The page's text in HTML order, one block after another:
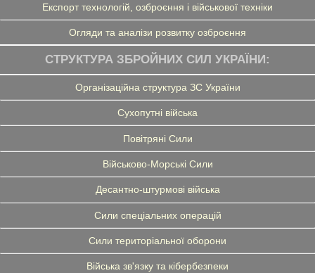
Експорт технологій, озброєння і військової техніки
Огляди та аналізи розвитку озброєння
СТРУКТУРА ЗБРОЙНИХ СИЛ УКРАЇНИ:
Організаційна структура ЗС України
Сухопутні війська
Повітряні Сили
Військово-Морські Сили
Десантно-штурмові війська
Сили спеціальних операцій
Сили територіальної оборони
Війська зв'язку та кібербезпеки